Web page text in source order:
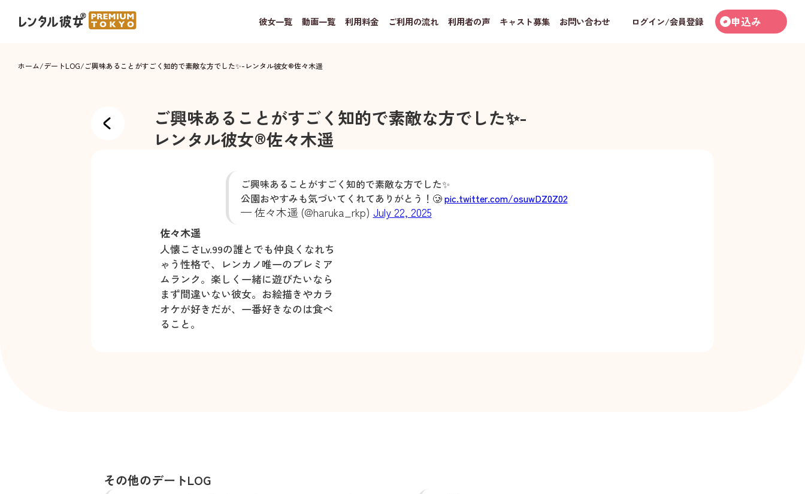
彼女一覧 動画一覧 利用料金 ご利用の流れ 利用者の声 キャスト募集 お問い合わせ ログイン/会員登録 申込み
ホーム/デートLOG/ご興味あることがすごく知的で素敵な方でした✨-レンタル彼女®佐々木遥
ご興味あることがすごく知的で素敵な方でした✨-
レンタル彼女®佐々木遥
ご興味あることがすごく知的で素敵な方でした✨
公園おやすみも気づいてくれてありがとう！🥲pic.twitter.com/osuwDZ0Z02
— 佐々木遥 (@haruka_rkp) July 22, 2025
佐々木遥
人懐こさLv.99の誰とでも仲良くなれち
ゃう性格で、レンカノ唯一のプレミア
ムランク。楽しく一緒に遊びたいなら
まず間違いない彼女。お絵描きやカラ
オケが好きだが、一番好きなのは食べ
ること。
その他のデートLOG